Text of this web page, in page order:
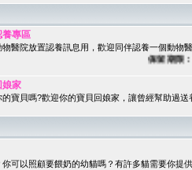
養專區
醫院放置認養訊息用，歡迎同伴認養一個動物
保留期限：60
娘家
寶貝嗎?歡迎你的寶貝回娘家，讓曾經幫助過
可以照顧要餵奶的幼貓嗎？有許多貓需要你提